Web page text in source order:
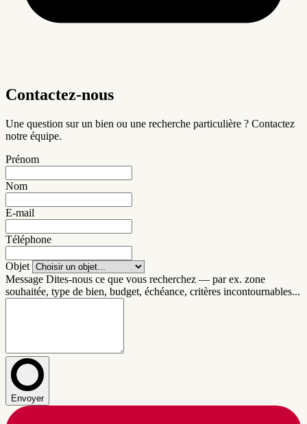
Contactez-nous
Une question sur un bien ou une recherche particulière ? Contactez
notre équipe.
Prénom
Nom
E-mail
Téléphone
Objet
Message Dites-nous ce que vous recherchez — par ex. zone
souhaitée, type de bien, budget, échéance, critères incontournables...
Envoyer